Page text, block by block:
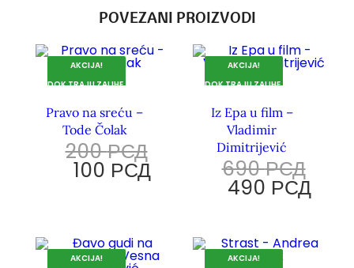
POVEZANI PROIZVODI
AKCIJA!
DOK TRAJU ZALIHE.
Pravo na sreću –
Tode Čolak
200РСД
100 РСД
AKCIJA!
DOK TRAJU ZALIHE.
Iz Epa u film –
Vladimir
Dimitrijević
690РСД
490 РСД
AKCIJA!
AKCIJA!